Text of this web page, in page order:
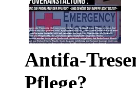
Antifa-
Pflege?